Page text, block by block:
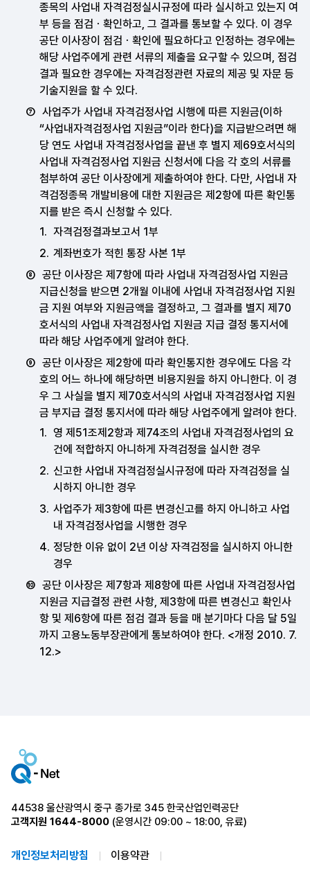
종목의 사업내 자격검정실시규정에 따라 실시하고 있는지 여
부 등을 점검ㆍ확인하고, 그 결과를 통보할 수 있다. 이 경우
공단 이사장이 점검ㆍ확인에 필요하다고 인정하는 경우에는
해당 사업주에게 관련 서류의 제출을 요구할 수 있으며, 점검
결과 필요한 경우에는 자격검정관련 자료의 제공 및 자문 등
기술지원을 할 수 있다.
사업주가 사업내 자격검정사업 시행에 따른 지원금(이하
“사업내자격검정사업 지원금”이라 한다)을 지급받으려면 해
당 연도 사업내 자격검정사업을 끝낸 후 별지 제69호서식의
사업내 자격검정사업 지원금 신청서에 다음 각 호의 서류를
첨부하여 공단 이사장에게 제출하여야 한다. 다만, 사업내 자
격검정종목 개발비용에 대한 지원금은 제2항에 따른 확인통
지를 받은 즉시 신청할 수 있다.
자격검정결과보고서 1부
계좌번호가 적힌 통장 사본 1부
공단 이사장은 제7항에 따라 사업내 자격검정사업 지원금
지급신청을 받으면 2개월 이내에 사업내 자격검정사업 지원
금 지원 여부와 지원금액을 결정하고, 그 결과를 별지 제70
호서식의 사업내 자격검정사업 지원금 지급 결정 통지서에
따라 해당 사업주에게 알려야 한다.
공단 이사장은 제2항에 따라 확인통지한 경우에도 다음 각
호의 어느 하나에 해당하면 비용지원을 하지 아니한다. 이 경
우 그 사실을 별지 제70호서식의 사업내 자격검정사업 지원
금 부지급 결정 통지서에 따라 해당 사업주에게 알려야 한다.
영 제51조제2항과 제74조의 사업내 자격검정사업의 요
건에 적합하지 아니하게 자격검정을 실시한 경우
신고한 사업내 자격검정실시규정에 따라 자격검정을 실
시하지 아니한 경우
사업주가 제3항에 따른 변경신고를 하지 아니하고 사업
내 자격검정사업을 시행한 경우
정당한 이유 없이 2년 이상 자격검정을 실시하지 아니한
경우
공단 이사장은 제7항과 제8항에 따른 사업내 자격검정사업
지원금 지급결정 관련 사항, 제3항에 따른 변경신고 확인사
항 및 제6항에 따른 점검 결과 등을 매 분기마다 다음 달 5일
까지 고용노동부장관에게 통보하여야 한다. <개정 2010. 7.
12.>
44538 울산광역시 중구 종가로 345 한국산업인력공단
고객지원 1644-8000 (운영시간 09:00 ~ 18:00, 유료)
개인정보처리방침
이용약관